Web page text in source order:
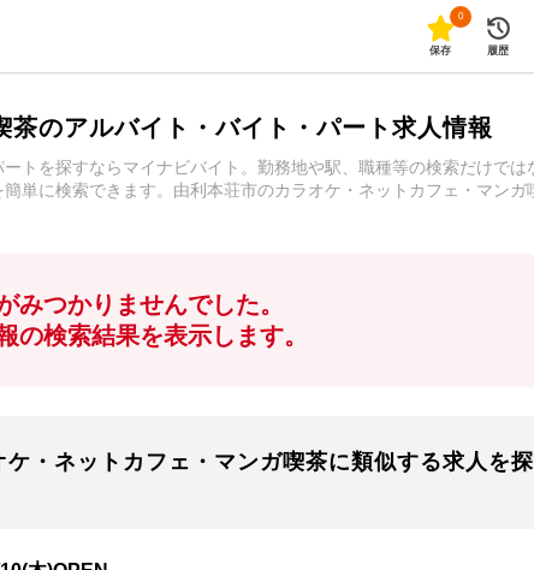
0
保存 履歴
のアルバイト・バイト・パート求人情報
トを探すならマイナビバイト。勤務地や駅、職種等の検索だけでは
単に検索できます。由利本荘市のカラオケ・ネットカフェ・マンガ
みつかりませんでした。
の検索結果を表示します。
・ネットカフェ・マンガ喫茶に類似する求人を